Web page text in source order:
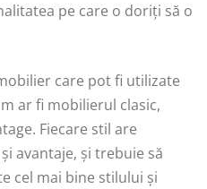
pe care o doriți să o
care pot fi utilizate
ar fi mobilierul clasic,
Fiecare stil are
avantaje, și trebuie să
cel mai bine stilului și